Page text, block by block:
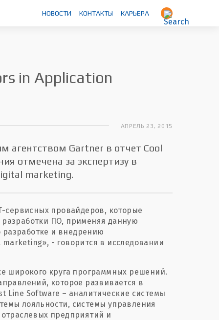
НОВОСТИ КОНТАКТЫ КАРЬЕРА
in Application
АПРЕЛЬ 23, 2015
агентством Gartner в отчет Cool
отмечена за экспертизу в
marketing.
сервисных провайдеров, которые
разработки ПО, применяя данную
разработке и внедрению
- говорится в исследовании
широкого круга программных решений.
которое развивается в
Line Software – аналитические системы
лояльности, системы управления
предприятий и